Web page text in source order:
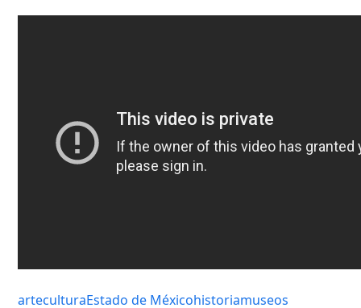
arteculturaEstado de Méxicohistoriamuseos